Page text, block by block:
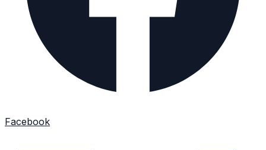
Facebook